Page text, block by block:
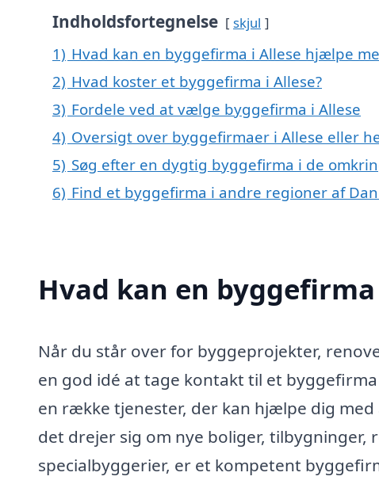
Indholdsfortegnelse skjul
1) Hvad kan en byggefirma i Allese hjælpe
2) Hvad koster et byggefirma i Allese?
3) Fordele ved at vælge byggefirma i Allese
4) Oversigt over byggefirmaer i Allese eller
5) Søg efter en dygtig byggefirma i de
6) Find et byggefirma i andre regioner af
Hvad kan en
Når du står over for byggeprojekter,
en god idé at tage kontakt til et
en række tjenester, der kan hjælpe dig
det drejer sig om nye boliger,
specialbyggerier, er et kompetent